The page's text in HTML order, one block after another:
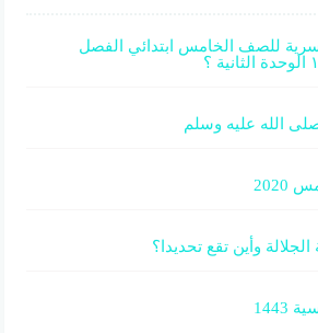
للصف الخامس ابتدائي الفصل
الله عليه وسلم
وأين تقع تحديدا؟